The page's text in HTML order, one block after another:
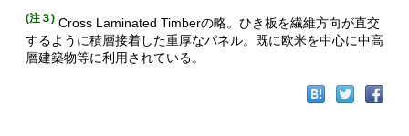
(注３) Cross Laminated Timberの略。ひき板を繊維方向が直交
するように積層接着した重厚なパネル。既に欧米を中心に中高
層建築物等に利用されている。